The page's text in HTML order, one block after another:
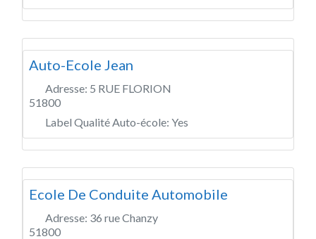
Auto-Ecole Jean
Adresse: 5 RUE FLORION
51800
Label Qualité Auto-école: Yes
Ecole De Conduite Automobile
Adresse: 36 rue Chanzy
51800